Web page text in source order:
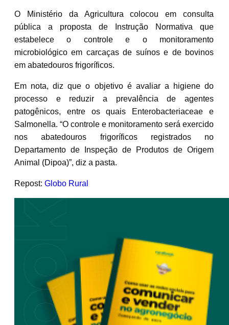
O Ministério da Agricultura colocou em consulta
pública a proposta de Instrução Normativa que
estabelece o controle e o monitoramento
microbiológico em carcaças de suínos e de bovinos
em abatedouros frigoríficos.
Em nota, diz que o objetivo é avaliar a higiene do
processo e reduzir a prevalência de agentes
patogênicos, entre os quais Enterobacteriaceae e
Salmonella. “O controle e monitoramento será exercido
nos abatedouros frigoríficos registrados no
Departamento de Inspeção de Produtos de Origem
Animal (Dipoa)”, diz a pasta.
Repost: Globo Rural